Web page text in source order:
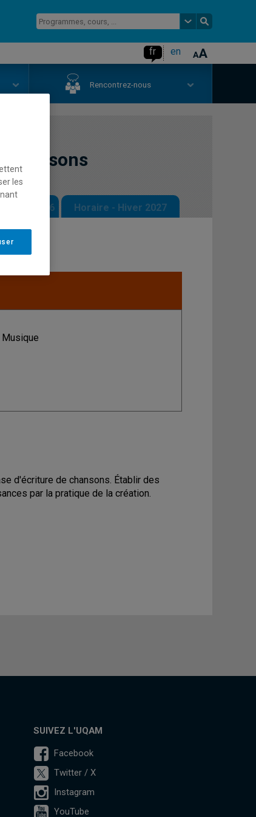
fr en
Rencontrez-nous
chansons
2026 Horaire - Hiver 2027
Musique
d'écriture de chansons. Établir des
par la pratique de la création.
SUIVEZ L'UQAM
Facebook
Twitter / X
Instagram
YouTube
les